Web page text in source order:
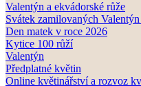
Valentýn a ekvádorské růže
Svátek zamilovaných
Den matek v roce 2026
Kytice 100 růží
Valentýn
Předplatné květin
Online květinářství a rozvoz